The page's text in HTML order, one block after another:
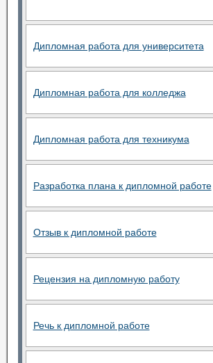
Дипломная работа для университета
Дипломная работа для колледжа
Дипломная работа для техникума
Разработка плана к дипломной работе
Отзыв к дипломной работе
Рецензия на дипломную работу
Речь к дипломной работе